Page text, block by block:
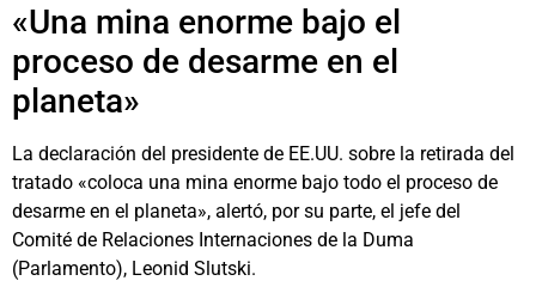
«Una mina enorme bajo el
proceso de desarme en el
planeta»
La declaración del presidente de EE.UU. sobre la retirada del
tratado «coloca una mina enorme bajo todo el proceso de
desarme en el planeta», alertó, por su parte, el jefe del
Comité de Relaciones Internaciones de la Duma
(Parlamento), Leonid Slutski.